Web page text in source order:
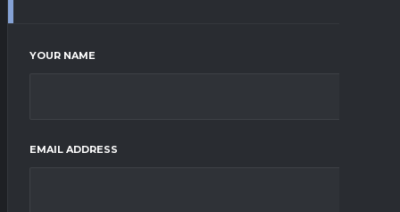
YOUR NAME
EMAIL ADDRESS